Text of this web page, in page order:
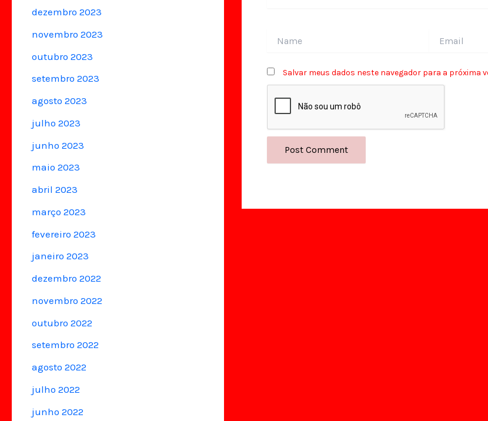
dezembro 2023
novembro 2023
outubro 2023
setembro 2023
agosto 2023
julho 2023
junho 2023
maio 2023
abril 2023
março 2023
fevereiro 2023
janeiro 2023
dezembro 2022
novembro 2022
outubro 2022
setembro 2022
agosto 2022
julho 2022
junho 2022
Salvar meus dados neste navegador para a próxima